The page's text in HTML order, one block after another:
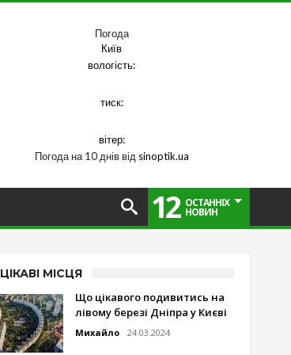
Погода
Київ
вологість:
тиск:
вітер:
Погода на 10 днів від sinoptik.ua
12 ОСТАННІХ
НОВИН
ЦІКАВІ МІСЦЯ
Що цікавого подивитись на
лівому березі Дніпра у Києві
Михайло 24.03.2024